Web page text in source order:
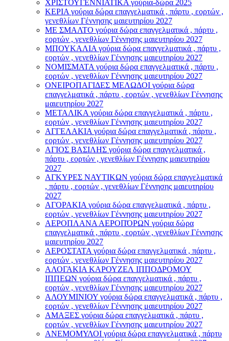
ΧΡΙΣΤΟΥΓΕΝΝΙΑΤΙΚΑ γούρια-δώρα 2025
ΚΕΡΙΑ γούρια δώρα επαγγελματικά , πάρτυ , εορτών ,
γενεθλίων Γέννησης μαιευτηρίου 2027
ΜΕ ΣΜΑΛΤΟ γούρια δώρα επαγγελματικά , πάρτυ ,
εορτών , γενεθλίων Γέννησης μαιευτηρίου 2027
ΜΠΟΥΚΑΛΙΑ γούρια δώρα επαγγελματικά , πάρτυ ,
εορτών , γενεθλίων Γέννησης μαιευτηρίου 2027
ΝΟΜΙΣΜΑΤΑ γούρια δώρα επαγγελματικά , πάρτυ ,
εορτών , γενεθλίων Γέννησης μαιευτηρίου 2027
ΟΝΕΙΡΟΠΑΓΙΔΕΣ ΜΕΛΩΔΟΙ γούρια δώρα
επαγγελματικά , πάρτυ , εορτών , γενεθλίων Γέννησης
μαιευτηρίου 2027
ΜΕΤΑΛΙΚΑ γούρια δώρα επαγγελματικά , πάρτυ ,
εορτών , γενεθλίων Γέννησης μαιευτηρίου 2027
ΑΓΓΕΛΑΚΙΑ γούρια δώρα επαγγελματικά , πάρτυ ,
εορτών , γενεθλίων Γέννησης μαιευτηρίου 2027
ΑΓΙΟΣ ΒΑΣΙΛΗΣ γούρια δώρα επαγγελματικά ,
πάρτυ , εορτών , γενεθλίων Γέννησης μαιευτηρίου
2027
ΑΓΚΥΡΕΣ ΝΑΥΤΙΚΩΝ γούρια δώρα επαγγελματικά
, πάρτυ , εορτών , γενεθλίων Γέννησης μαιευτηρίου
2027
ΑΓΟΡΑΚΙΑ γούρια δώρα επαγγελματικά , πάρτυ ,
εορτών , γενεθλίων Γέννησης μαιευτηρίου 2027
ΑΕΡΟΠΛΑΝΑ ΑΕΡΟΠΌΡΩΝ γούρια δώρα
επαγγελματικά , πάρτυ , εορτών , γενεθλίων Γέννησης
μαιευτηρίου 2027
ΑΕΡΟΣΤΑΤΑ γούρια δώρα επαγγελματικά , πάρτυ ,
εορτών , γενεθλίων Γέννησης μαιευτηρίου 2027
ΑΛΟΓΑΚΙΑ ΚΑΡΟΥΖΕΛ ΙΠΠΟΔΡΟΜΟΥ
ΙΠΠΕΩΝ γούρια δώρα επαγγελματικά , πάρτυ ,
εορτών , γενεθλίων Γέννησης μαιευτηρίου 2027
ΑΛΟΥΜΙΝΙΟΥ γούρια δώρα επαγγελματικά , πάρτυ ,
εορτών , γενεθλίων Γέννησης μαιευτηρίου 2027
ΑΜΑΞΕΣ γούρια δώρα επαγγελματικά , πάρτυ ,
εορτών , γενεθλίων Γέννησης μαιευτηρίου 2027
ΑΝΕΜΟΜΥΛΟI γούρια δώρα επαγγελματικά , πάρτυ